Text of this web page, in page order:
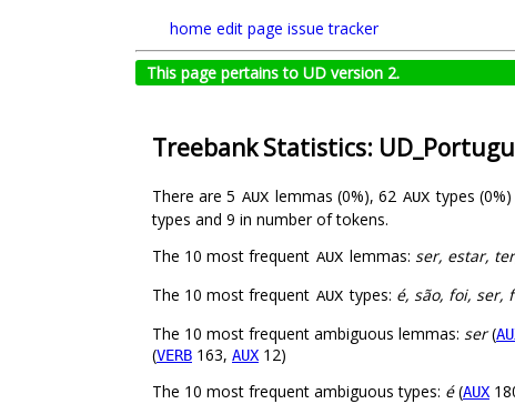
home edit page issue tracker
This page pertains to UD version 2.
Treebank Statistics:
There are 5 AUX lemmas (0%), 62 AUX types
types and 9 in number of tokens.
The 10 most frequent AUX lemmas: ser, estar,
The 10 most frequent AUX types: é, são, foi, ser,
The 10 most frequent ambiguous lemmas: ser(
(VERB 163, AUX 12)
The 10 most frequent ambiguous types: é(AUX